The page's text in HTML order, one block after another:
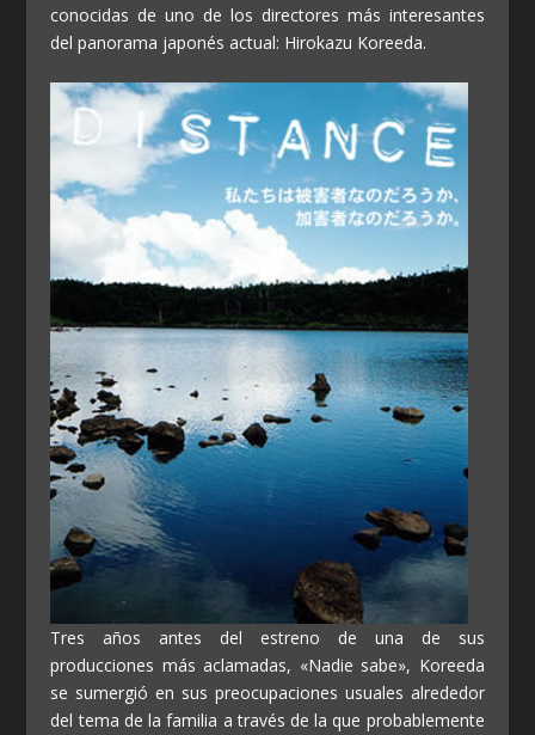
conocidas de uno de los directores más interesantes
del panorama japonés actual: Hirokazu Koreeda.
Tres años antes del estreno de una de sus
producciones más aclamadas, «Nadie sabe», Koreeda
se sumergió en sus preocupaciones usuales alrededor
del tema de la familia a través de la que probablemente